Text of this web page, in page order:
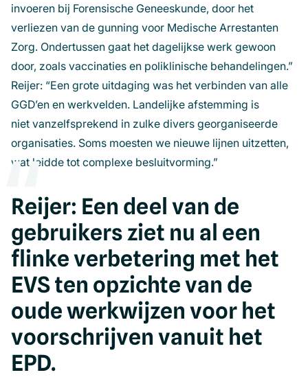
invoeren bij Forensische Geneeskunde, door het
verliezen van de gunning voor Medische Arrestanten
Zorg. Ondertussen gaat het dagelijkse werk gewoon
door, zoals vaccinaties en poliklinische behandelingen.”
Reijer: “Een grote uitdaging was het verbinden van alle
GGD’en en werkvelden. Landelijke afstemming is
niet vanzelfsprekend in zulke divers georganiseerde
organisaties. Soms moesten we nieuwe lijnen uitzetten,
wat leidde tot complexe besluitvorming.”
Reijer: Een deel van de
gebruikers ziet nu al een
flinke verbetering met het
EVS ten opzichte van de
oude werkwijzen voor het
voorschrijven vanuit het
EPD.